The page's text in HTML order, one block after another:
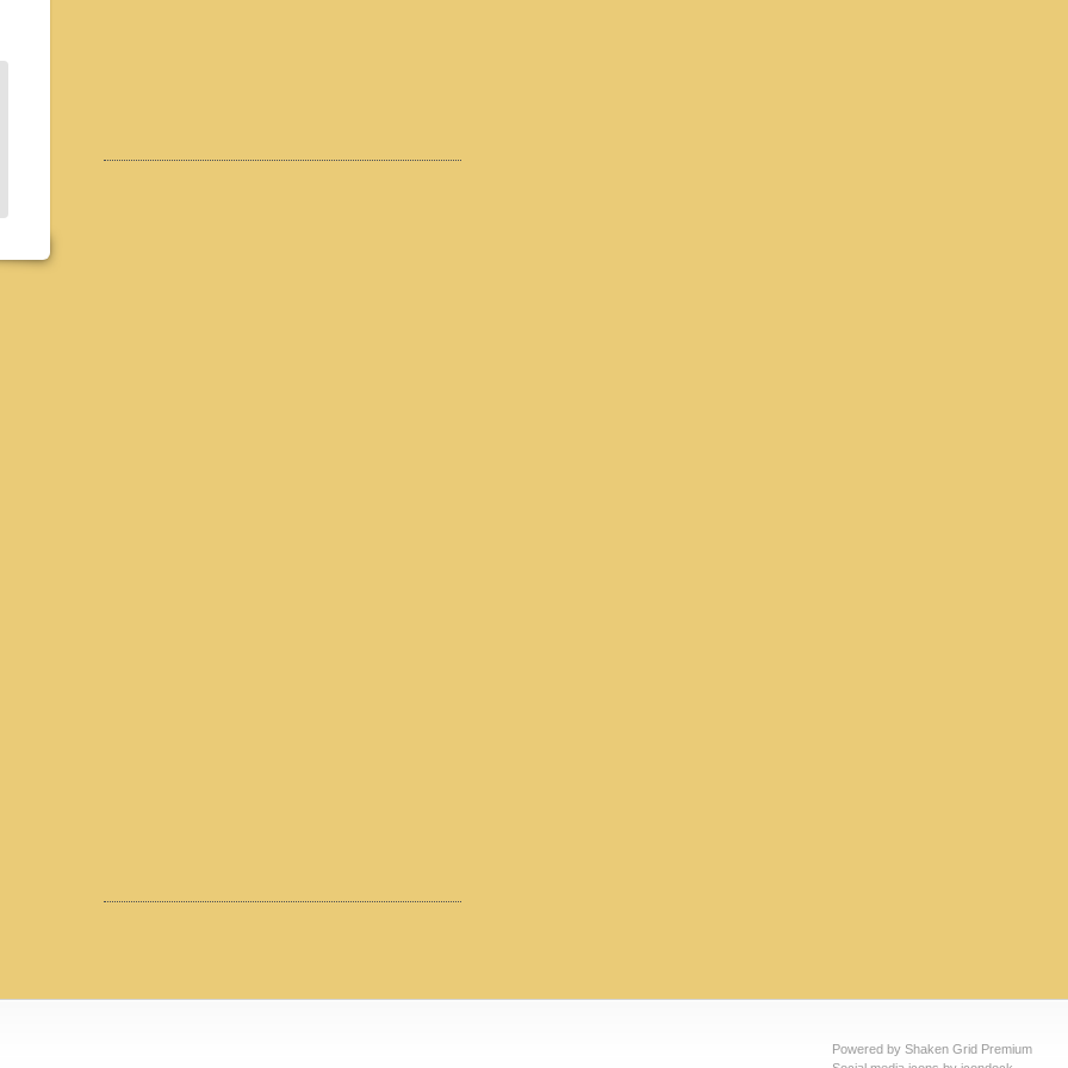
Powered by Shaken Grid Premium